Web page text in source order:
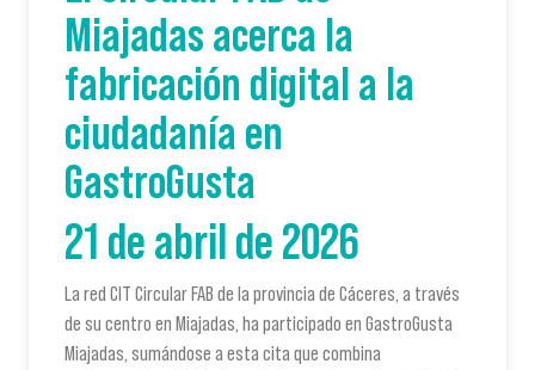
Miajadas acerca la
fabricación digital a la
ciudadanía en
GastroGusta
21 de abril de 2026
La red CIT Circular FAB de la provincia de Cáceres, a través
de su centro en Miajadas, ha participado en GastroGusta
Miajadas, sumándose a esta cita que combina